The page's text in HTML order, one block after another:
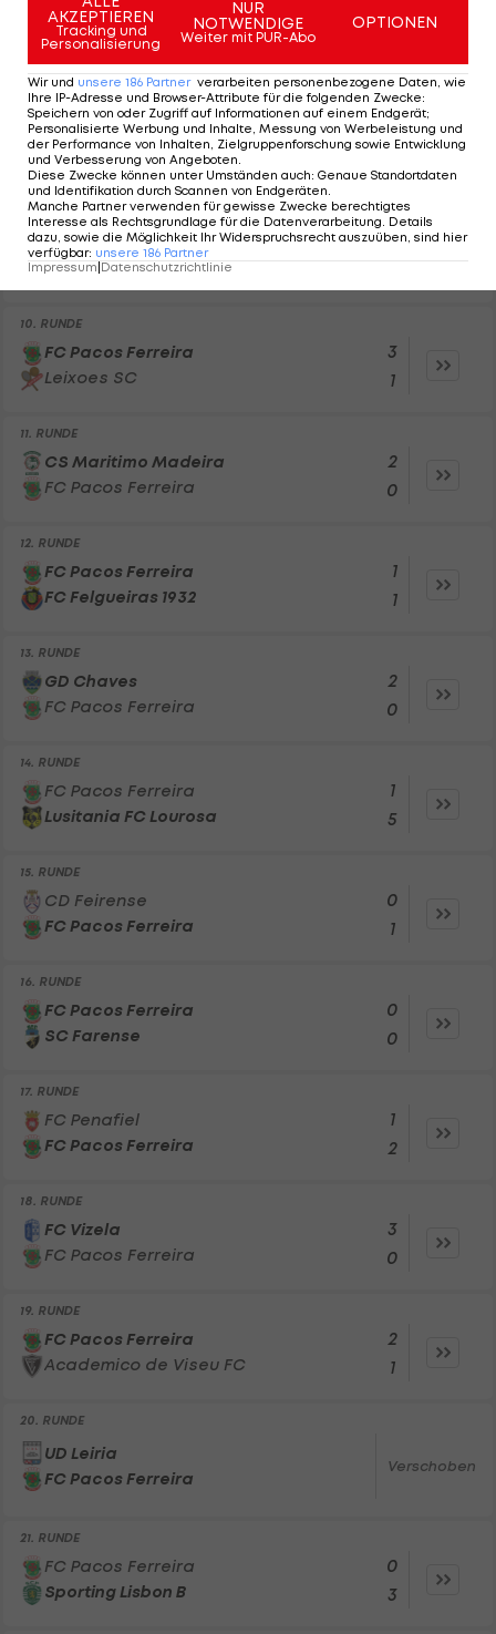
UD Oliveirense
FC Pacos Ferreira
2
8. RUNDE
FC Pacos Ferreira
Portimonense SC
4
9. RUNDE
Benfica Lissabon B
FC Pacos Ferreira
2
10. RUNDE
FC Pacos Ferreira
Leixoes SC
3
1
11. RUNDE
CS Maritimo Madeira
FC Pacos Ferreira
2
0
12. RUNDE
FC Pacos Ferreira
FC Felgueiras 1932
1
1
13. RUNDE
GD Chaves
FC Pacos Ferreira
2
0
14. RUNDE
FC Pacos Ferreira
Lusitania FC Lourosa
1
5
15. RUNDE
CD Feirense
FC Pacos Ferreira
0
1
16. RUNDE
FC Pacos Ferreira
SC Farense
0
0
17. RUNDE
FC Penafiel
FC Pacos Ferreira
1
2
18. RUNDE
FC Vizela
FC Pacos Ferreira
3
0
19. RUNDE
FC Pacos Ferreira
Academico de Viseu FC
2
1
20. RUNDE
UD Leiria
FC Pacos Ferreira
Verschoben
21. RUNDE
FC Pacos Ferreira
Sporting Lisbon B
0
3
AKZEPTIEREN
Tracking und
Personalisierung
NUR
NOTWENDIGE
Weiter mit PUR-Abo
OPTIONEN
Wir und unsere 186 Partner verarbeiten personenbezogene Daten, wie
Ihre IP-Adresse und Browser-Attribute für die folgenden Zwecke:
Speichern von oder Zugriff auf Informationen auf einem Endgerät;
Personalisierte Werbung und Inhalte, Messung von Werbeleistung und
der Performance von Inhalten, Zielgruppenforschung sowie Entwicklung
und Verbesserung von Angeboten.
Diese Zwecke können unter Umständen auch: Genaue Standortdaten
und Identifikation durch Scannen von Endgeräten.
Manche Partner verwenden für gewisse Zwecke berechtigtes
Interesse als Rechtsgrundlage für die Datenverarbeitung. Details
dazu, sowie die Möglichkeit Ihr Widerspruchsrecht auszuüben, sind hier
verfügbar: unsere 186 Partner
Impressum Datenschutzrichtlinie